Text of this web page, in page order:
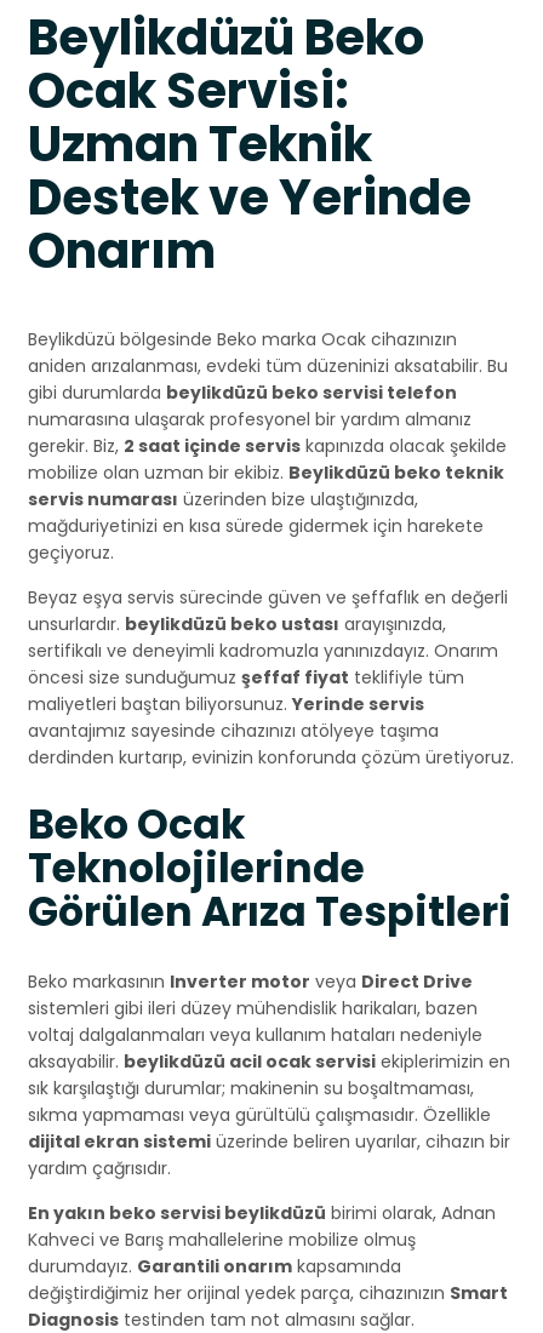
Beylikdüzü Beko
Ocak Servisi:
Uzman Teknik
Destek ve Yerinde
Onarım
Beylikdüzü bölgesinde Beko marka Ocak cihazınızın
aniden arızalanması, evdeki tüm düzeninizi aksatabilir. Bu
gibi durumlarda beylikdüzü beko servisi telefon
numarasına ulaşarak profesyonel bir yardım almanız
gerekir. Biz, 2 saat içinde servis kapınızda olacak şekilde
mobilize olan uzman bir ekibiz. Beylikdüzü beko teknik
servis numarası üzerinden bize ulaştığınızda,
mağduriyetinizi en kısa sürede gidermek için harekete
geçiyoruz.
Beyaz eşya servis sürecinde güven ve şeffaflık en değerli
unsurlardır. beylikdüzü beko ustası arayışınızda,
sertifikalı ve deneyimli kadromuzla yanınızdayız. Onarım
öncesi size sunduğumuz şeffaf fiyat teklifiyle tüm
maliyetleri baştan biliyorsunuz.Yerinde servis
avantajımız sayesinde cihazınızı atölyeye taşıma
derdinden kurtarıp, evinizin konforunda çözüm üretiyoruz.
Beko Ocak
Teknolojilerinde
Görülen Arıza Tespitleri
Beko markasının Inverter motor veya Direct Drive
sistemleri gibi ileri düzey mühendislik harikaları, bazen
voltaj dalgalanmaları veya kullanım hataları nedeniyle
aksayabilir. beylikdüzü acil ocak servisi ekiplerimizin en
sık karşılaştığı durumlar; makinenin su boşaltmaması,
sıkma yapmaması veya gürültülü çalışmasıdır. Özellikle
dijital ekran sistemi üzerinde beliren uyarılar, cihazın bir
yardım çağrısıdır.
En yakın beko servisi beylikdüzü birimi olarak, Adnan
Kahveci ve Barış mahallelerine mobilize olmuş
durumdayız. Garantili onarım kapsamında
değiştirdiğimiz her orijinal yedek parça, cihazınızın Smart
Diagnosis testinden tam not almasını sağlar.